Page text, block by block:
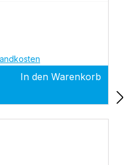
In den Warenkorb